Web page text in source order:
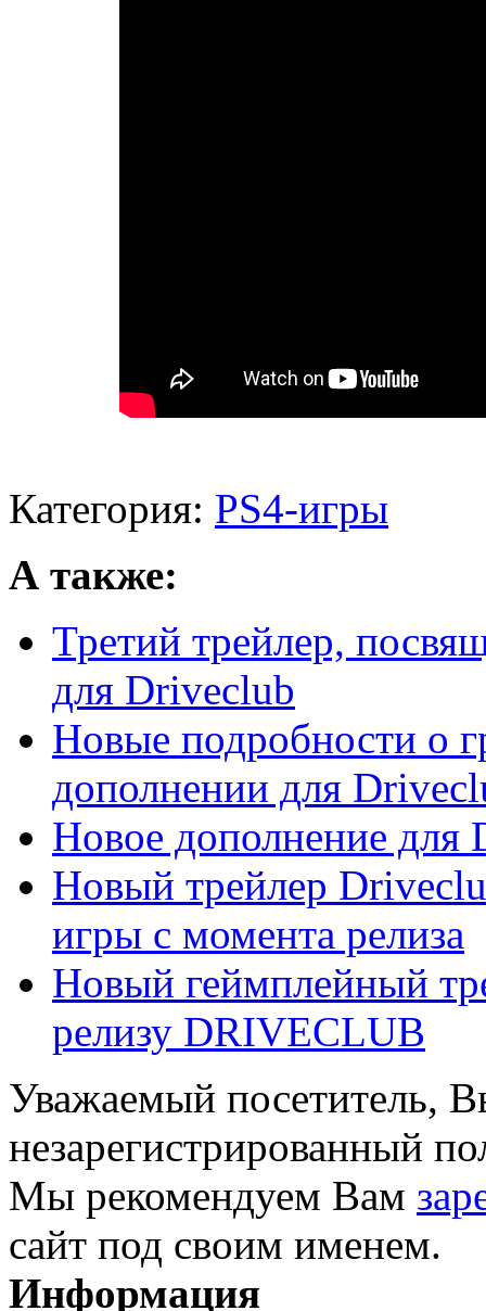
Категория: PS4-игры
А также:
Третий трейлер,
для Driveclub
Новые подробности о
дополнении для
Новое дополнение для
Новый трейлер
игры с момента релиза
Новый геймплейный
релизу DRIVECLUB
Уважаемый посетитель,
незарегистрированный
Мы рекомендуем Вам
сайт под своим именем.
Информация